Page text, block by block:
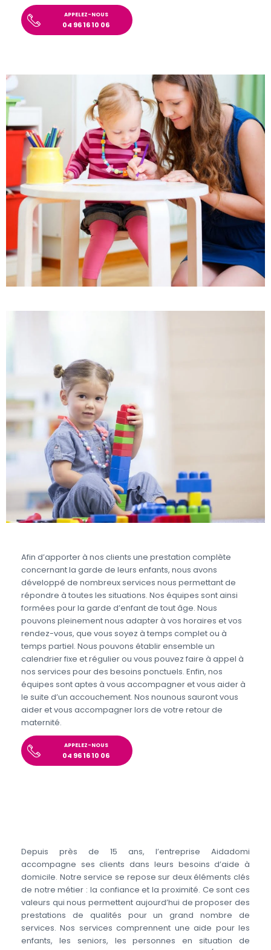
APPELEZ-NOUS
04 96 16 10 06
Afin d’apporter à nos clients une prestation complète
concernant la garde de leurs enfants, nous avons
développé de nombreux services nous permettant de
répondre à toutes les situations. Nos équipes sont ainsi
formées pour la garde d’enfant de tout âge. Nous
pouvons pleinement nous adapter à vos horaires et vos
rendez-vous, que vous soyez à temps complet ou à
temps partiel. Nous pouvons établir ensemble un
calendrier fixe et régulier ou vous pouvez faire à appel à
nos services pour des besoins ponctuels. Enfin, nos
équipes sont aptes à vous accompagner et vous aider à
le suite d’un accouchement. Nos nounous sauront vous
aider et vous accompagner lors de votre retour de
maternité.
APPELEZ-NOUS
04 96 16 10 06
Depuis près de 15 ans, l’entreprise Aidadomi
accompagne ses clients dans leurs besoins d’aide à
domicile. Notre service se repose sur deux éléments clés
de notre métier : la confiance et la proximité. Ce sont ces
valeurs qui nous permettent aujourd’hui de proposer des
prestations de qualités pour un grand nombre de
services. Nos services comprennent une aide pour les
enfants, les seniors, les personnes en situation de